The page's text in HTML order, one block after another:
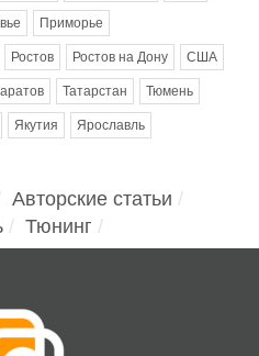
Приморье
Ростов Ростов на Дону США
Татарстан Тюмень
Якутия Ярославль
Авторские статьи
Тюнинг